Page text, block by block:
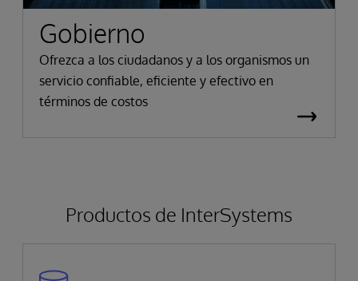
Gobierno
Ofrezca a los ciudadanos y a los organismos un
servicio confiable, eficiente y efectivo en
términos de costos
Productos de InterSystems